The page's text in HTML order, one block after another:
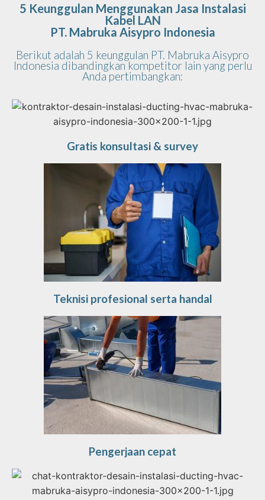
5 Keunggulan Menggunakan Jasa Instalasi
Kabel LAN
PT. Mabruka Aisypro Indonesia
Berikut adalah 5 keunggulan PT. Mabruka Aisypro
Indonesia dibandingkan kompetitor lain yang perlu
Anda pertimbangkan:
Gratis konsultasi & survey
Teknisi profesional serta handal
Pengerjaan cepat